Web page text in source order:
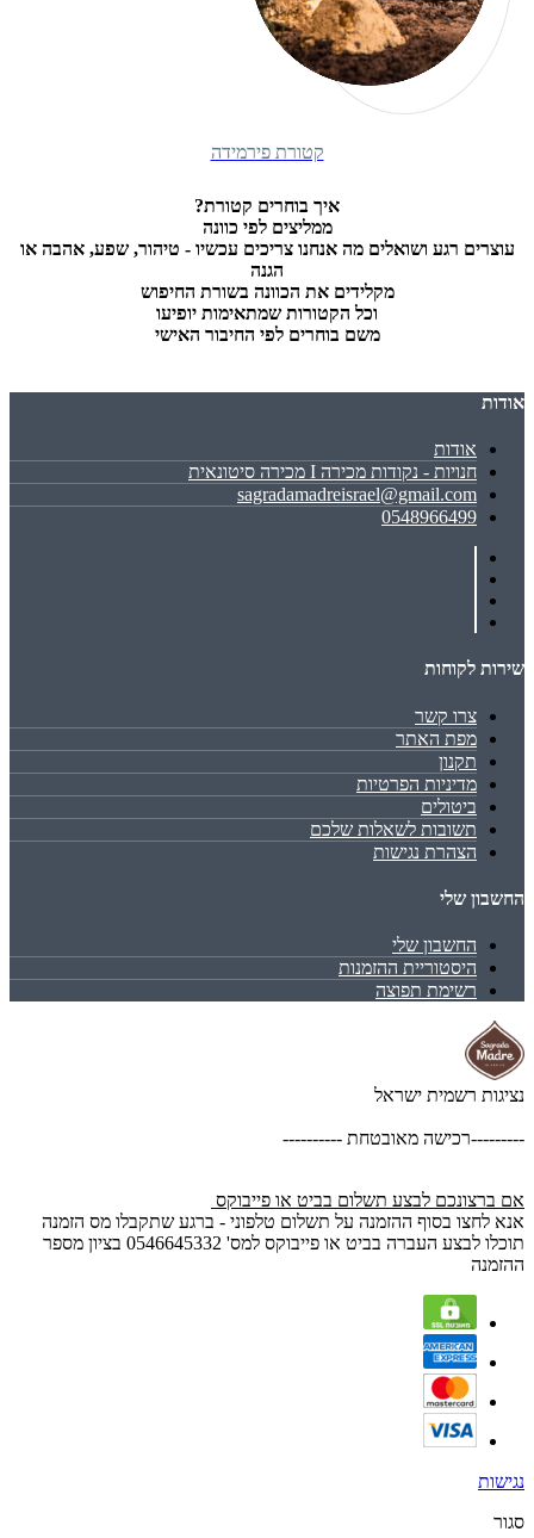
קטורת פירמידה
איך בוחרים קטורת?
ממליצים לפי כוונה
עוצרים רגע ושואלים מה אנחנו צריכים עכשיו - טיהור, שפע, אהבה או
הגנה
מקלידים את הכוונה בשורת החיפוש
וכל הקטורות שמתאימות יופיעו
משם בוחרים לפי החיבור האישי
אודות
אודות
חנויות - נקודות מכירה I מכירה סיטונאית
sagradamadreisrael@gmail.com
0548966499
שירות לקוחות
צרו קשר
מפת האתר
תקנון
מדיניות הפרטיות
ביטולים
תשובות לשאלות שלכם
הצהרת נגישות
החשבון שלי
החשבון שלי
היסטוריית ההזמנות
רשימת תפוצה
נציגות רשמית ישראל
---------רכישה מאובטחת ----------
אם ברצונכם לבצע תשלום בביט או פייבוקס
אנא לחצו בסוף ההזמנה על תשלום טלפוני - ברגע שתקבלו מס הזמנה
תוכלו לבצע העברה בביט או פייבוקס למס' 0546645332 בציון מספר
ההזמנה
נגישות
סגור